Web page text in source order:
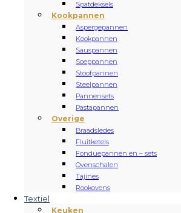
Spatdeksels
Kookpannen
Aspergepannen
Kookpannen
Sauspannen
Soeppannen
Stoofpannen
Steelpannen
Pannensets
Pastapannen
Overige
Braadsledes
Fluitketels
Fonduepannen en – sets
Ovenschalen
Tajines
Rookovens
Textiel
Keuken